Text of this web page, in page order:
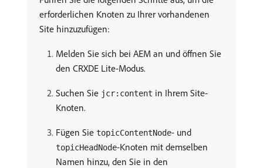
erforderlichen Knoten zu Ihrer vorhandenen
Site hinzuzufügen:
Melden Sie sich bei AEM an und öffnen Sie
den CRXDE Lite-Modus.
Suchen Sie jcr:content in Ihrem Site-
Knoten.
Fügen Sie topicContentNode- und
topicHeadNode-Knoten mit demselben
Namen hinzu, den Sie in den